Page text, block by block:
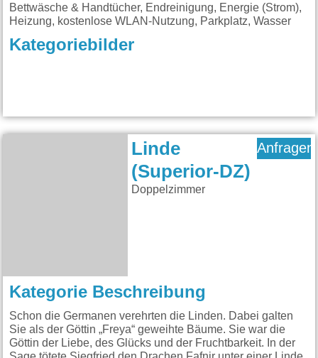
Bettwäsche & Handtücher, Endreinigung, Energie (Strom),
Heizung, kostenlose WLAN-Nutzung, Parkplatz, Wasser
Kategoriebilder
Linde
(Superior-DZ)
Doppelzimmer
Anfragen
Kategorie Beschreibung
Schon die Germanen verehrten die Linden. Dabei galten
Sie als der Göttin „Freya“ geweihte Bäume. Sie war die
Göttin der Liebe, des Glücks und der Fruchtbarkeit. In der